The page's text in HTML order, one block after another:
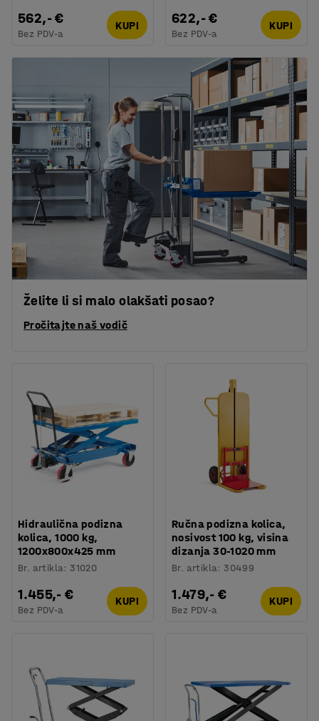
562,- €
Bez PDV-a
KUPI 622,- €
Bez PDV-a
KUPI
Želite li si malo olakšati posao?
Pročitajte naš vodič
Hidraulična podizna
kolica, 1000 kg,
1200x800x425 mm
Br. artikla:31020
1.455,- €
Bez PDV-a
KUPI
Ručna podizna kolica,
nosivost 100 kg, visina
dizanja 30-1020 mm
Br. artikla:30499
1.479,- €
Bez PDV-a
KUPI